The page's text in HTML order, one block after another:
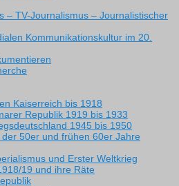
– TV-Journalismus – Journalistischer
Kommunikationskultur im 20.
Kaiserreich bis 1918
Republik 1919 bis 1933
1945 bis 1950
50er und frühen 60er Jahre
und Erster Weltkrieg
19 und ihre Räte